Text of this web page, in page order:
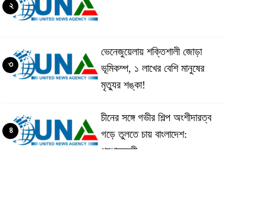
২
ভেনেজুয়েলায় শক্তিশালী জোড়া
ভূমিকম্প, ১ লাখের বেশি মানুষের
মৃত্যুর শঙ্কা!
৩
চীনের সঙ্গে গভীর শিল্প অংশীদারত্ব
গড়ে তুলতে চায় বাংলাদেশ:
প্রধানমন্ত্রী
৪